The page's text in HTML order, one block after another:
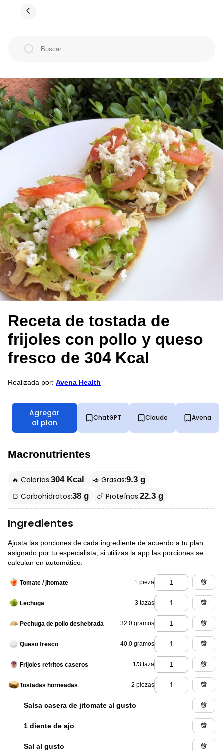
Receta de tostada de
frijoles con pollo y queso
fresco de 304 Kcal
Realizada por: Avena Health
Agregar
al plan
ChatGPT Claude Avena
Macronutrientes
🔥 Calorías:304 Kcal 🥑 Grasas:9.3 g
🍞 Carbohidratos:38 g 🍗 Proteínas:22.3 g
Ingredientes
Ajusta las porciones de cada ingrediente de acuerdo a tu plan
asignado por tu especialista, si utilizas la app las porciones se
calculan en automático.
Tomate / jitomate 1 pieza
Lechuga 3 tazas
Pechuga de pollo deshebrada 32.0 gramos
Queso fresco 40.0 gramos
Frijoles refritos caseros 1/3 taza
Tostadas horneadas 2 piezas
Salsa casera de jitomate al gusto
1 diente de ajo
Sal al gusto